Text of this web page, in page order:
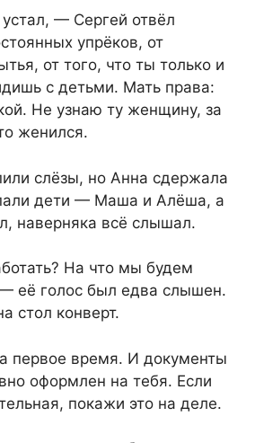
— Сергей отвёл
упрёков, от
от того, что ты только и
с детьми. Мать права:
Не узнаю ту женщину, за
женился.
слёзы, но Анна сдержала
дети — Маша и Алёша, а
наверняка всё слышал.
На что мы будем
её голос был едва слышен.
стол конверт.
первое время. И документы
оформлен на тебя. Если
покажи это на деле.